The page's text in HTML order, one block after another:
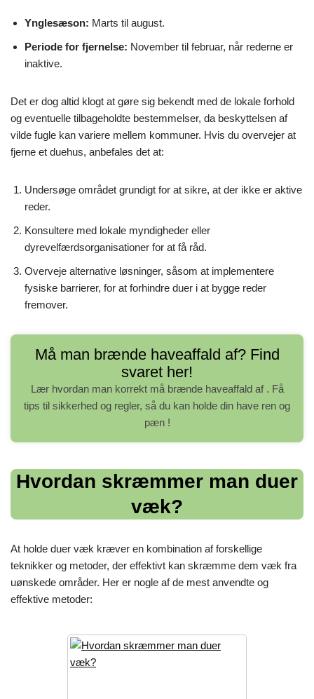
Ynglesæson: Marts til august.
Periode for fjernelse: November til februar, når rederne er
inaktive.
Det er dog altid klogt at gøre sig bekendt med de lokale forhold
og eventuelle tilbageholdte bestemmelser, da beskyttelsen af
vilde fugle kan variere mellem kommuner. Hvis du overvejer at
fjerne et duehus, anbefales det at:
Undersøge området grundigt for at sikre, at der ikke er aktive
reder.
Konsultere med lokale myndigheder eller
dyrevelfærdsorganisationer for at få råd.
Overveje alternative løsninger, såsom at implementere
fysiske barrierer, for at forhindre duer i at bygge reder
fremover.
Må man brænde haveaffald af? Find
svaret her!
Lær hvordan man korrekt må brænde haveaffald af . Få
tips til sikkerhed og regler, så du kan holde din have ren og
pæn !
Hvordan skræmmer man duer
væk?
At holde duer væk kræver en kombination af forskellige
teknikker og metoder, der effektivt kan skræmme dem væk fra
uønskede områder. Her er nogle af de mest anvendte og
effektive metoder: